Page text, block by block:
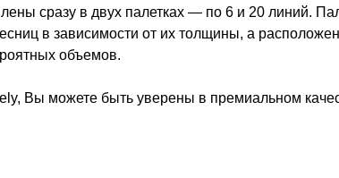
сразу в двух палетках — по 6 и 20 линий.
в зависимости от их толщины, а
объемов.
Вы можете быть уверены в премиальном